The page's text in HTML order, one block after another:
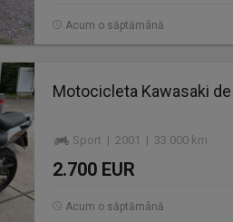
Acum o săptămână
Motocicleta Kawasaki
Sport | 2001 | 33.000 km
2.700 EUR
Acum o săptămână